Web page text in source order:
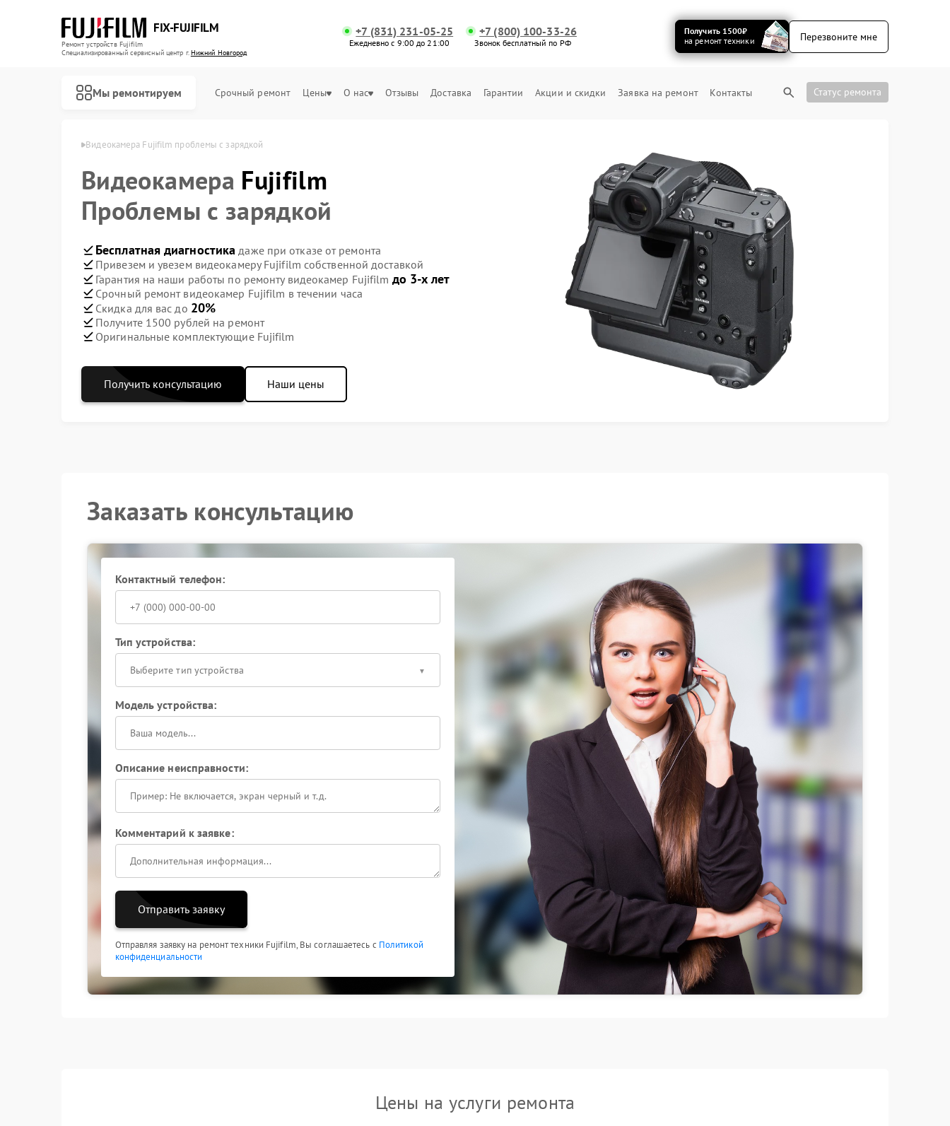
FIX-FUJIFILM
Ремонт устройств Fujifilm
Специализированный cервисный центр г.Нижний Новгород
+7 (831) 231-05-25
Ежедневно с 9:00 до 21:00
+7 (800) 100-33-26
Звонок бесплатный по РФ
Получить 1500₽
на ремонт техники
Перезвоните мне
Мы ремонтируем Срочный ремонт Цены О нас Отзывы Доставка Гарантии Акции и скидки Заявка на ремонт Контакты Статус ремонта
Новгороде Видеокамера Fujifilm проблемы с зарядкой
Видеокамера Fujifilm
Проблемы с зарядкой
Бесплатная диагностика даже при отказе от ремонта
Привезем и увезем видеокамеру Fujifilm собственной доставкой
Гарантия на наши работы по ремонту видеокамер Fujifilm до 3-х лет
Срочный ремонт видеокамер Fujifilm в течении часа
Скидка для вас до 20%
Получите 1500 рублей на ремонт
Оригинальные комплектующие Fujifilm
Получить консультацию Наши цены
Заказать консультацию
Контактный телефон:
Тип устройства:
Выберите тип устройства
Модель устройства:
Описание неисправности:
Комментарий к заявке:
Отправить заявку
Отправляя заявку на ремонт техники Fujifilm, Вы соглашаетесь с Политикой
конфиденциальности
Цены на услуги ремонта